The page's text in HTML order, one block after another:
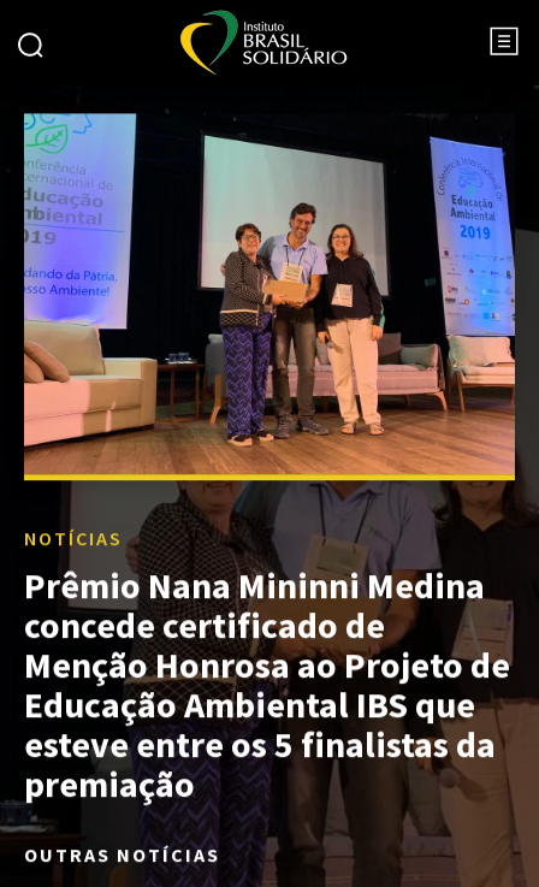
NOTÍCIAS
Prêmio Nana Mininni Medina
concede certificado de
Menção Honrosa ao Projeto de
Educação Ambiental IBS que
esteve entre os 5 finalistas da
premiação
OUTRAS NOTÍCIAS